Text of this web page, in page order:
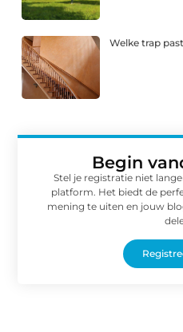
Welke trap
Begin
Stel je registratie niet
platform. Het biedt de
mening te uiten en jouw